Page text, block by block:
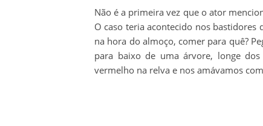
Não é a primeira vez que o ator
O caso teria acontecido nos bastidores
na hora do almoço, comer para quê?
para baixo de uma árvore, longe
vermelho na relva e nos amávamos